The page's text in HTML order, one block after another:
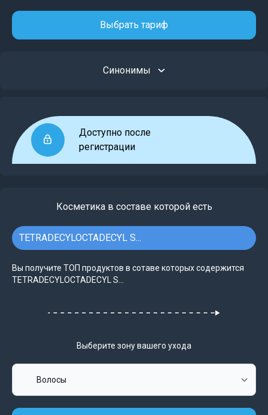
Выбрать тариф
Синонимы
Доступно после
регистрации
Косметика в составе которой есть
TETRADECYLOCTADECYL S...
Вы получите ТОП продуктов в сотаве которых содержится
TETRADECYLOCTADECYL S...
Выберите зону вашего ухода